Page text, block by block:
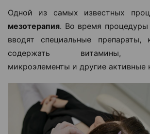
Одной из самых известных
мезотерапия. Во время
вводят специальные препараты,
содержать витамины,
микроэлементы и другие активные